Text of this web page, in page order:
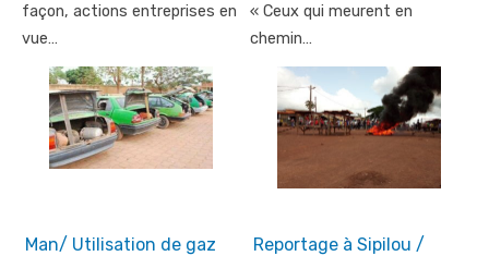
façon, actions entreprises en
vue…
« Ceux qui meurent en
chemin…
Man/ Utilisation de gaz
Reportage à Sipilou /